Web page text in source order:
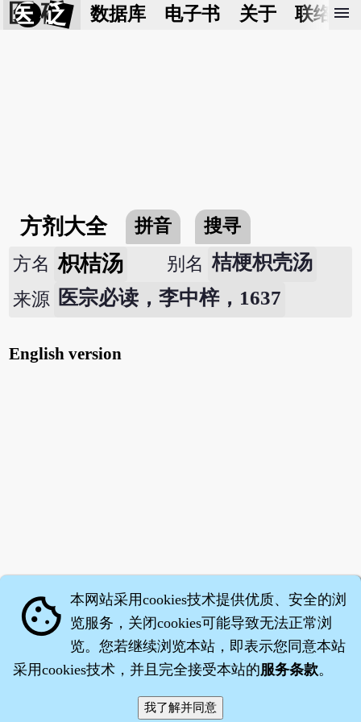
医 砭 数据库 电子书 关于 联络我
menu
方剂大全 拼音
搜寻
方名 枳桔汤 别名 桔梗枳壳汤
来源 医宗必读，李中梓，1637
English version
·沈药子©2008～2026
cookie 本网站采用cookies技术提供优质、安全的浏
览服务，关闭cookies可能导致无法正常浏
览。您若继续浏览本站，即表示您同意本站
采用cookies技术，并且完全接受本站的服务条款。